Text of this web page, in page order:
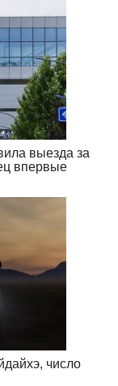
выезда за
впервые
число